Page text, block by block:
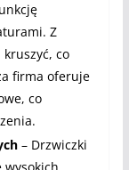
Z
co
firma oferuje
co
– Drzwiczki